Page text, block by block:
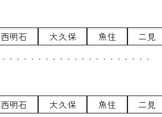
西明石 大久保 魚住 二見
西明石 大久保 魚住 二見